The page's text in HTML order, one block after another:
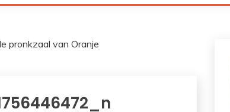
pronkzaal van Oranje